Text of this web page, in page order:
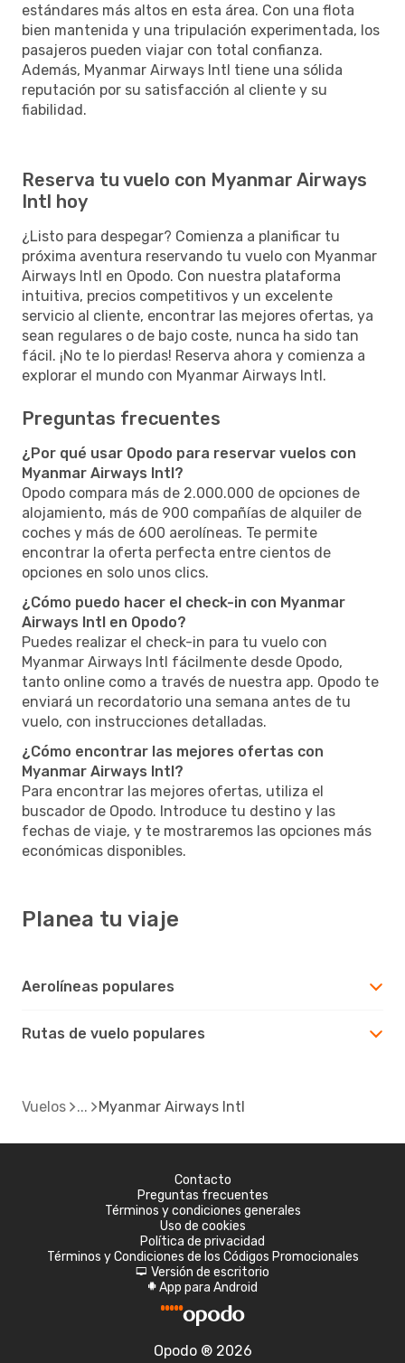
estándares más altos en esta área. Con una flota
bien mantenida y una tripulación experimentada, los
pasajeros pueden viajar con total confianza.
Además, Myanmar Airways Intl tiene una sólida
reputación por su satisfacción al cliente y su
fiabilidad.
Reserva tu vuelo con Myanmar Airways
Intl hoy
¿Listo para despegar? Comienza a planificar tu
próxima aventura reservando tu vuelo con Myanmar
Airways Intl en Opodo. Con nuestra plataforma
intuitiva, precios competitivos y un excelente
servicio al cliente, encontrar las mejores ofertas, ya
sean regulares o de bajo coste, nunca ha sido tan
fácil. ¡No te lo pierdas! Reserva ahora y comienza a
explorar el mundo con Myanmar Airways Intl.
Preguntas frecuentes
¿Por qué usar Opodo para reservar vuelos con
Myanmar Airways Intl?
Opodo compara más de 2.000.000 de opciones de
alojamiento, más de 900 compañías de alquiler de
coches y más de 600 aerolíneas. Te permite
encontrar la oferta perfecta entre cientos de
opciones en solo unos clics.
¿Cómo puedo hacer el check-in con Myanmar
Airways Intl en Opodo?
Puedes realizar el check-in para tu vuelo con
Myanmar Airways Intl fácilmente desde Opodo,
tanto online como a través de nuestra app. Opodo te
enviará un recordatorio una semana antes de tu
vuelo, con instrucciones detalladas.
¿Cómo encontrar las mejores ofertas con
Myanmar Airways Intl?
Para encontrar las mejores ofertas, utiliza el
buscador de Opodo. Introduce tu destino y las
fechas de viaje, y te mostraremos las opciones más
económicas disponibles.
Planea tu viaje
Aerolíneas populares
Rutas de vuelo populares
Vuelos Myanmar Airways Intl
Contacto
Preguntas frecuentes
Términos y condiciones generales
Uso de cookies
Política de privacidad
Términos y Condiciones de los Códigos Promocionales
d Versión de escritorio
A App para Android
Opodo ® 2026